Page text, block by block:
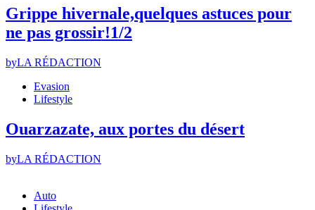
Grippe hivernale,quelques astuces pour
ne pas grossir!1/2
byLA RÉDACTION
Evasion
Lifestyle
Ouarzazate, aux portes du désert
byLA RÉDACTION
Auto